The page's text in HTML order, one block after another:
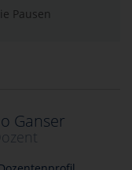
Pausen
Ganser